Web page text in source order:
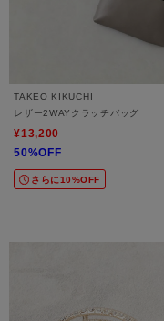
TAKEO KIKUCHI
レザー2WAYクラッチバッグ
¥13,200
50%OFF
さらに10%OFF